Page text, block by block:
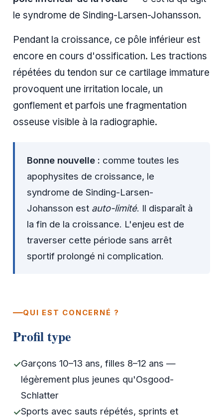
le syndrome de Sinding-Larsen-Johansson.
Pendant la croissance, ce pôle inférieur est
encore en cours d'ossification. Les tractions
répétées du tendon sur ce cartilage immature
provoquent une irritation locale, un
gonflement et parfois une fragmentation
osseuse visible à la radiographie.
Bonne nouvelle : comme toutes les
apophysites de croissance, le
syndrome de Sinding-Larsen-
Johansson est auto-limité. Il disparaît à
la fin de la croissance. L'enjeu est de
traverser cette période sans arrêt
sportif prolongé ni complication.
QUI EST CONCERNÉ ?
Profil type
Garçons 10–13 ans, filles 8–12 ans —
légèrement plus jeunes qu'Osgood-
Schlatter
Sports avec sauts répétés, sprints et